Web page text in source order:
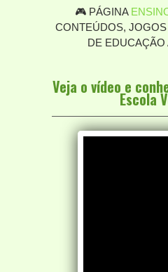
🎮 PÁGINA
CONTEÚDOS,
DE EDUCAÇÃO
Veja o vídeo e
Escola